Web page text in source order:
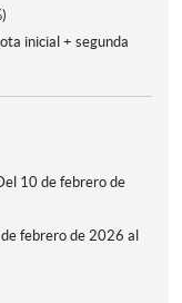
inicial + segunda
10 de febrero de
febrero de 2026 al